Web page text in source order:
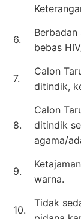
6.
bebas
7.
Calon
ditindik,
8.
Calon
ditindik
agama/
9.
warna.
10.
Tidak